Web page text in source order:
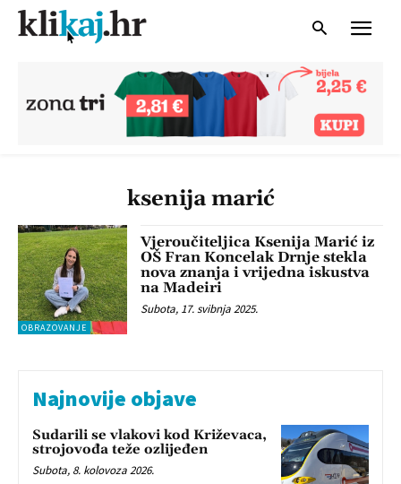
ksenija marić
OBRAZOVANJE
Vjeroučiteljica Ksenija Marić iz
OŠ Fran Koncelak Drnje stekla
nova znanja i vrijedna iskustva
na Madeiri
Subota, 17. svibnja 2025.
Najnovije objave
Sudarili se vlakovi kod Križevaca,
strojovođa teže ozlijeđen
Subota, 8. kolovoza 2026.